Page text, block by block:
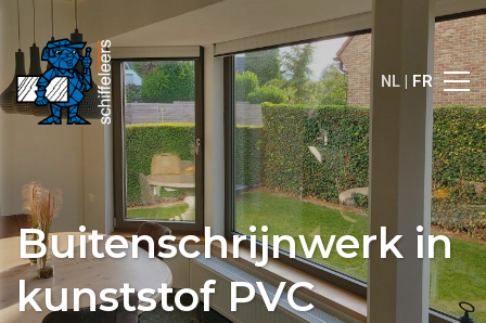
NL | FR
Buitenschrijnwerk in
kunststof PVC